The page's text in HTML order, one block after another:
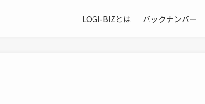
LOGI-BIZとは バックナンバー